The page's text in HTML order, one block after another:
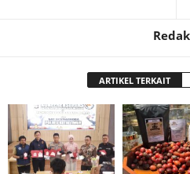
ARTIKEL TERKAIT